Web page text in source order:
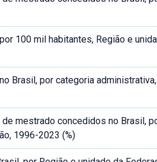
100 mil habitantes, Região e
Brasil, por categoria
mestrado concedidos no Brasil,
1996-2023 (%)